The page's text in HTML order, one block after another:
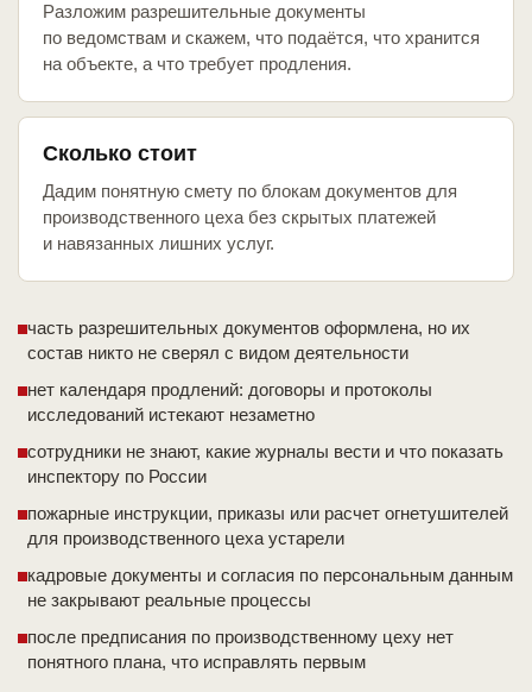
Разложим разрешительные документы
по ведомствам и скажем, что подаётся, что хранится
на объекте, а что требует продления.
Сколько стоит
Дадим понятную смету по блокам документов для
производственного цеха без скрытых платежей
и навязанных лишних услуг.
часть разрешительных документов оформлена, но их
состав никто не сверял с видом деятельности
нет календаря продлений: договоры и протоколы
исследований истекают незаметно
сотрудники не знают, какие журналы вести и что показать
инспектору по России
пожарные инструкции, приказы или расчет огнетушителей
для производственного цеха устарели
кадровые документы и согласия по персональным данным
не закрывают реальные процессы
после предписания по производственному цеху нет
понятного плана, что исправлять первым